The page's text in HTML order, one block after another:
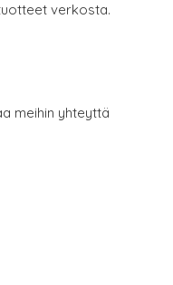
verkosta.
meihin yhteyttä